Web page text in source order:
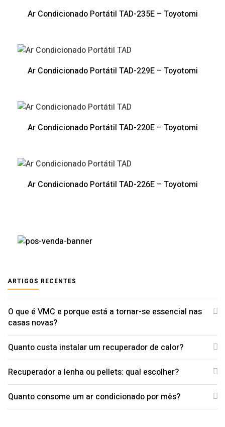
Ar Condicionado Portátil TAD-235E – Toyotomi
Ar Condicionado Portátil TAD-229E – Toyotomi
Ar Condicionado Portátil TAD-220E – Toyotomi
Ar Condicionado Portátil TAD-226E – Toyotomi
ARTIGOS RECENTES
O que é VMC e porque está a tornar-se essencial nas
casas novas?
Quanto custa instalar um recuperador de calor?
Recuperador a lenha ou pellets: qual escolher?
Quanto consome um ar condicionado por mês?